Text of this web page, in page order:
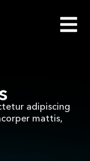
adipiscing
mattis,